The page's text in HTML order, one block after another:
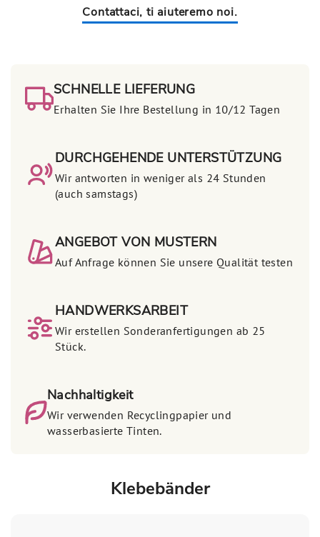
Contattaci, ti aiuteremo noi.
SCHNELLE LIEFERUNG
Erhalten Sie Ihre Bestellung in 10/12 Tagen
DURCHGEHENDE UNTERSTÜTZUNG
Wir antworten in weniger als 24 Stunden
(auch samstags)
ANGEBOT VON MUSTERN
Auf Anfrage können Sie unsere Qualität testen
HANDWERKSARBEIT
Wir erstellen Sonderanfertigungen ab 25
Stück.
Nachhaltigkeit
Wir verwenden Recyclingpapier und
wasserbasierte Tinten.
Klebebänder